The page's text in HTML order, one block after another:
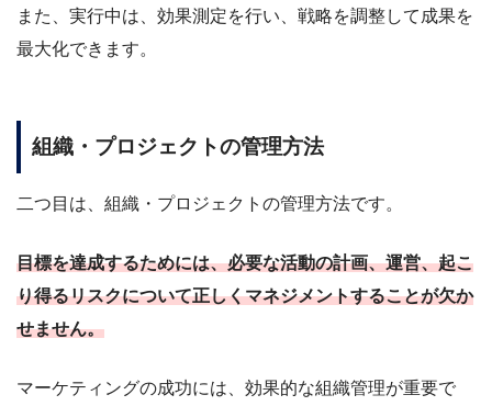
また、実行中は、効果測定を行い、戦略を調整して成果を
最大化できます。
組織・プロジェクトの管理方法
二つ目は、組織・プロジェクトの管理方法です。
目標を達成するためには、必要な活動の計画、運営、起こ
り得るリスクについて正しくマネジメントすることが欠か
せません。
マーケティングの成功には、効果的な組織管理が重要で